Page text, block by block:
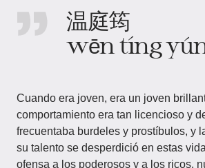
温庭筠
wēn tíng
Cuando era joven, era un joven
comportamiento era tan licencioso y
frecuentaba burdeles y prostíbulos, y
su talento se desperdició en estas
ofensa a los poderosos y a los ricos,